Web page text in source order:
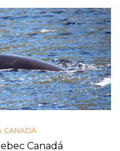
CANADÁ
Canadá